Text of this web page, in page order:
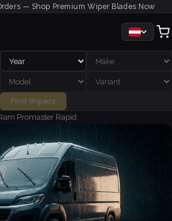
— Shop Premium Wiper Blades Now
Find Wipers
Promaster Rapid